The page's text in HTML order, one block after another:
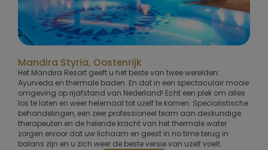
Mandira Styria, Oostenrijk
Het Mandira Resort geeft u het beste van twee werelden:
Ayurveda en thermale baden. En dat in een spectaculair mooie
omgeving op rijafstand van Nederland! Echt een plek om alles
los te laten en weer helemaal tot uzelf te komen. Specialistische
behandelingen, een zeer professioneel team aan deskundige
therapeuten en de helende kracht van het thermale water
zorgen ervoor dat uw lichaam en geest in no time terug in
balans zijn en u zich weer de beste versie van uzelf voelt.